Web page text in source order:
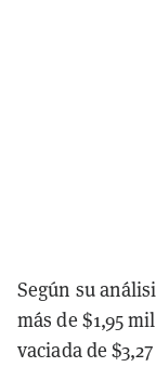
Según su
más de $1,95
vaciada de